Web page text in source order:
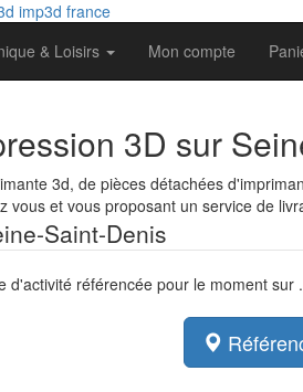
& Loisirs Mon compte
3D sur
3d, de pièces détachées
vous et vous proposant un service de
Saint-Denis
d'activité référencée pour le moment